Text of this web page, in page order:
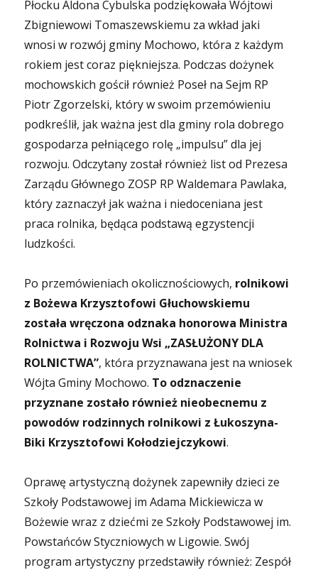
Płocku Aldona Cybulska podziękowała Wójtowi
Zbigniewowi Tomaszewskiemu za wkład jaki
wnosi w rozwój gminy Mochowo, która z każdym
rokiem jest coraz piękniejsza. Podczas dożynek
mochowskich gościł również Poseł na Sejm RP
Piotr Zgorzelski, który w swoim przemówieniu
podkreślił, jak ważna jest dla gminy rola dobrego
gospodarza pełniącego rolę „impulsu” dla jej
rozwoju. Odczytany został również list od Prezesa
Zarządu Głównego ZOSP RP Waldemara Pawlaka,
który zaznaczył jak ważna i niedoceniana jest
praca rolnika, będąca podstawą egzystencji
ludzkości.
Po przemówieniach okolicznościowych, rolnikowi
z Bożewa Krzysztofowi Głuchowskiemu
została wręczona odznaka honorowa Ministra
Rolnictwa i Rozwoju Wsi „ZASŁUŻONY DLA
ROLNICTWA”, która przyznawana jest na wniosek
Wójta Gminy Mochowo. To odznaczenie
przyznane zostało również nieobecnemu z
powodów rodzinnych rolnikowi z Łukoszyna-
Biki Krzysztofowi Kołodziejczykowi.
Oprawę artystyczną dożynek zapewniły dzieci ze
Szkoły Podstawowej im Adama Mickiewicza w
Bożewie wraz z dziećmi ze Szkoły Podstawowej im.
Powstańców Styczniowych w Ligowie. Swój
program artystyczny przedstawiły również: Zespół